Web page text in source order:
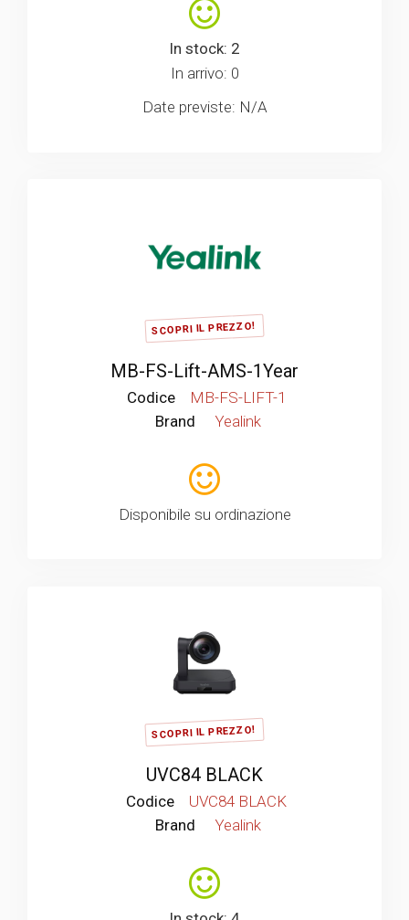
In stock: 2
In arrivo: 0
Date previste: N/A
SCOPRI IL PREZZO!
MB-FS-Lift-AMS-1Year
Codice
MB-FS-LIFT-1
Brand
Yealink
Disponibile su ordinazione
SCOPRI IL PREZZO!
UVC84 BLACK
Codice
UVC84 BLACK
Brand
Yealink